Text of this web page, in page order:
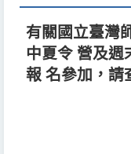
有關國立臺灣
中夏令 營及週
報 名參加，請